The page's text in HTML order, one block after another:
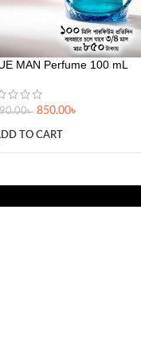
MAN Perfume 100 mL
৳ 850.00৳
TO CART